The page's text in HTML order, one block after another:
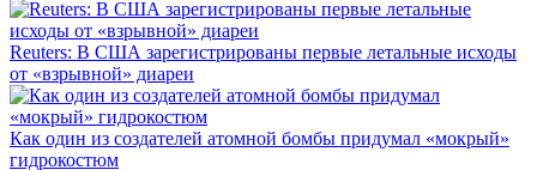
Reuters: В США зарегистрированы первые летальные исходы
от «взрывной» диареи
Как один из создателей атомной бомбы придумал «мокрый»
гидрокостюм